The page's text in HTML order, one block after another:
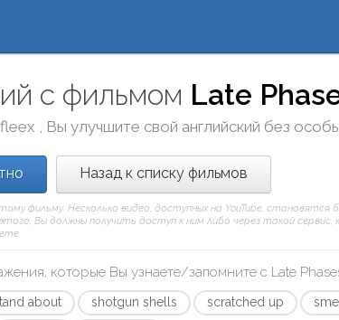
с фильмом Late
fleex , Вы улучшите свой английский без
Назад к списку фильмов
фильму. Несколько видео, доступных на YouTube, становятся
Вы должны получить доступ к ним либо через такой сервис,
которые Вы узнаете/запомните с Late
about shotgun shells scratched up